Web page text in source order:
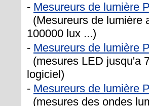
- Mesureurs de lumière
(Mesureurs de lumière
100000 lux ...)
- Mesureurs de lumière
(mesures LED jusqu'a
logiciel)
- Mesureurs de lumière
(mesures des ondes